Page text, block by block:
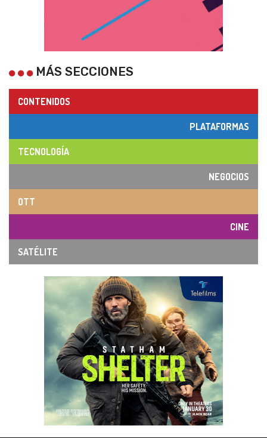
MÁS SECCIONES
CONTENIDOS
PLATAFORMAS
TECNOLOGÍA
NEGOCIOS
OTT
CINE
SATÉLITE